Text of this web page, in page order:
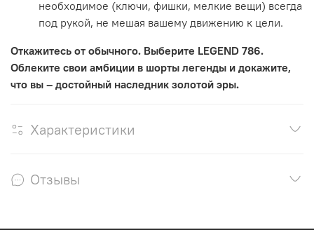
необходимое (ключи, фишки, мелкие вещи) всегда
под рукой, не мешая вашему движению к цели.
Откажитесь от обычного. Выберите LEGEND 786.
Облеките свои амбиции в шорты легенды и докажите,
что вы – достойный наследник золотой эры.
Характеристики
Отзывы